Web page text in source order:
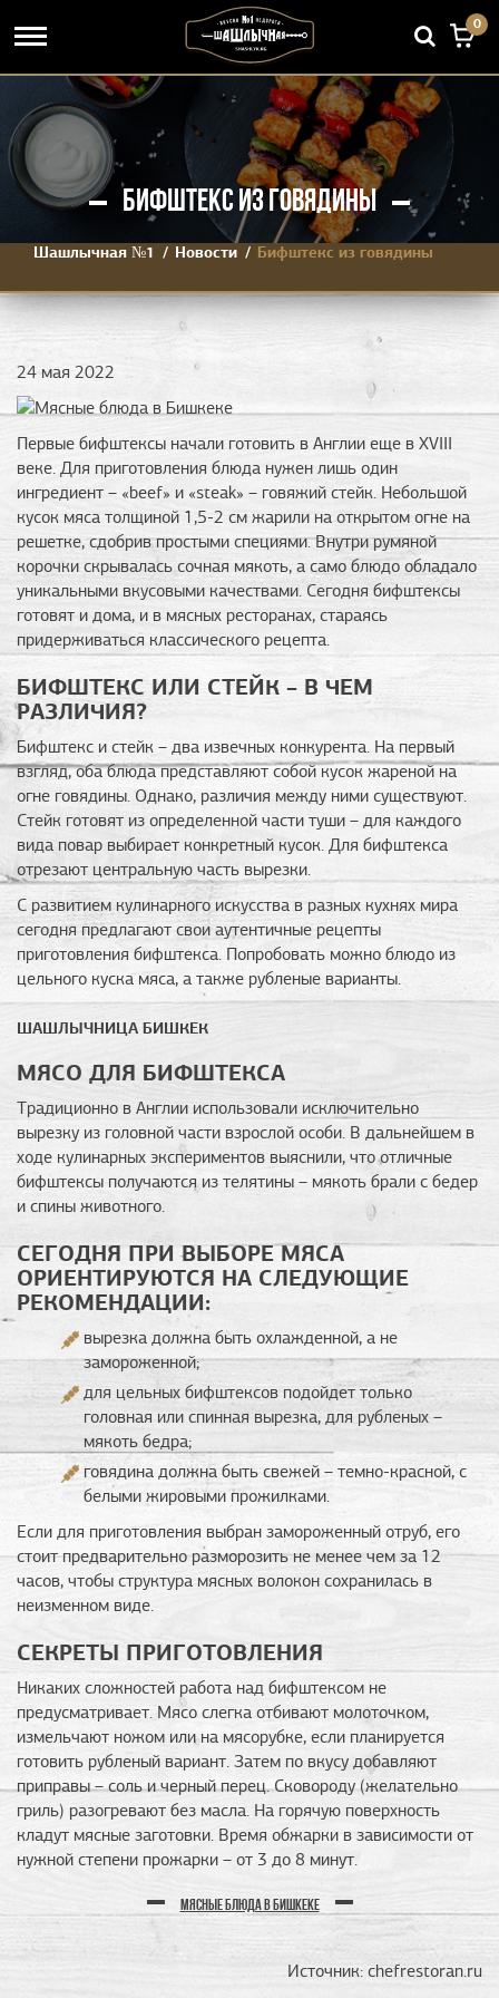
0
БИФШТЕКС ИЗ ГОВЯДИНЫ
Шашлычная №1 Новости Бифштекс из говядины
24 мая 2022
Первые бифштексы начали готовить в Англии еще в XVIII
веке. Для приготовления блюда нужен лишь один
ингредиент – «beef» и «steak» – говяжий стейк. Небольшой
кусок мяса толщиной 1,5-2 см жарили на открытом огне на
решетке, сдобрив простыми специями. Внутри румяной
корочки скрывалась сочная мякоть, а само блюдо обладало
уникальными вкусовыми качествами. Сегодня бифштексы
готовят и дома, и в мясных ресторанах, стараясь
придерживаться классического рецепта.
БИФШТЕКС ИЛИ СТЕЙК – В ЧЕМ
РАЗЛИЧИЯ?
Бифштекс и стейк – два извечных конкурента. На первый
взгляд, оба блюда представляют собой кусок жареной на
огне говядины. Однако, различия между ними существуют.
Стейк готовят из определенной части туши – для каждого
вида повар выбирает конкретный кусок. Для бифштекса
отрезают центральную часть вырезки.
С развитием кулинарного искусства в разных кухнях мира
сегодня предлагают свои аутентичные рецепты
приготовления бифштекса. Попробовать можно блюдо из
цельного куска мяса, а также рубленые варианты.
ШАШЛЫЧНИЦА БИШКЕК
МЯСО ДЛЯ БИФШТЕКСА
Традиционно в Англии использовали исключительно
вырезку из головной части взрослой особи. В дальнейшем в
ходе кулинарных экспериментов выяснили, что отличные
бифштексы получаются из телятины – мякоть брали с бедер
и спины животного.
СЕГОДНЯ ПРИ ВЫБОРЕ МЯСА
ОРИЕНТИРУЮТСЯ НА СЛЕДУЮЩИЕ
РЕКОМЕНДАЦИИ:
вырезка должна быть охлажденной, а не
замороженной;
для цельных бифштексов подойдет только
головная или спинная вырезка, для рубленых –
мякоть бедра;
говядина должна быть свежей – темно-красной, с
белыми жировыми прожилками.
Если для приготовления выбран замороженный отруб, его
стоит предварительно разморозить не менее чем за 12
часов, чтобы структура мясных волокон сохранилась в
неизменном виде.
СЕКРЕТЫ ПРИГОТОВЛЕНИЯ
Никаких сложностей работа над бифштексом не
предусматривает. Мясо слегка отбивают молоточком,
измельчают ножом или на мясорубке, если планируется
готовить рубленый вариант. Затем по вкусу добавляют
приправы – соль и черный перец. Сковороду (желательно
гриль) разогревают без масла. На горячую поверхность
кладут мясные заготовки. Время обжарки в зависимости от
нужной степени прожарки – от 3 до 8 минут.
МЯСНЫЕ БЛЮДА В БИШКЕКЕ
Источник: chefrestoran.ru